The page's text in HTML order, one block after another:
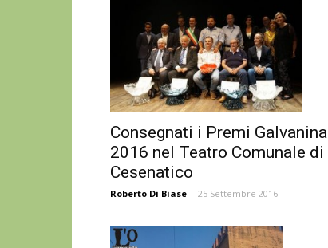
Consegnati i Premi Galvanina
2016 nel Teatro Comunale di
Cesenatico
Roberto Di Biase - 25 Settembre 2016